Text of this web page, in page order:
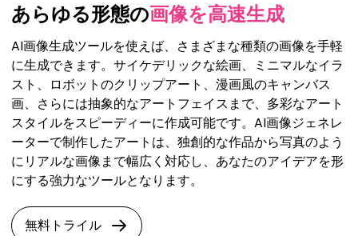
あらゆる形態の画像を高速生成
AI画像生成ツールを使えば、さまざまな種類の画像を手軽
に生成できます。サイケデリックな絵画、ミニマルなイラ
スト、ロボットのクリップアート、漫画風のキャンバス
画、さらには抽象的なアートフェイスまで、多彩なアート
スタイルをスピーディーに作成可能です。AI画像ジェネレ
ーターで制作したアートは、独創的な作品から写真のよう
にリアルな画像まで幅広く対応し、あなたのアイデアを形
にする強力なツールとなります。
無料トライル